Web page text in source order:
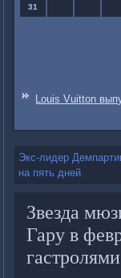
31
Louis Vuitton
Экс-лидер
на пять дней
Звезда
Гару в